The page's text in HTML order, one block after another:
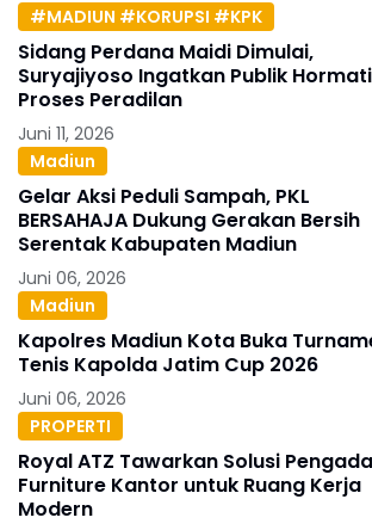
#MADIUN #KORUPSI #KPK
Sidang Perdana Maidi Dimulai,
Suryajiyoso Ingatkan Publik Hormati
Proses Peradilan
Juni 11, 2026
Madiun
Gelar Aksi Peduli Sampah, PKL
BERSAHAJA Dukung Gerakan Bersih
Serentak Kabupaten Madiun
Juni 06, 2026
Madiun
Kapolres Madiun Kota Buka
Tenis Kapolda Jatim Cup 2026
Juni 06, 2026
PROPERTI
Royal ATZ Tawarkan Solusi
Furniture Kantor untuk Ruang Kerja
Modern